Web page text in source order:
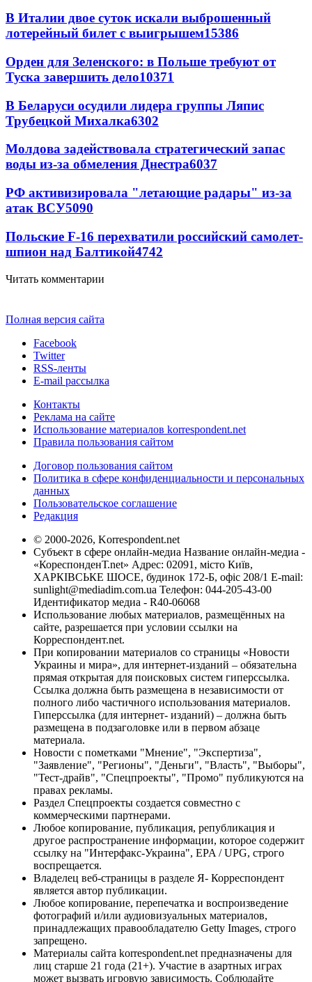
В Италии двое суток искали выброшенный
лотерейный билет с выигрышем15386
Орден для Зеленского: в Польше требуют от
Туска завершить дело10371
В Беларуси осудили лидера группы Ляпис
Трубецкой Михалка6302
Молдова задействовала стратегический запас
воды из-за обмеления Днестра6037
РФ активизировала "летающие радары" из-за
атак ВСУ5090
Польские F-16 перехватили российский самолет-
шпион над Балтикой4742
Читать комментарии
Полная версия сайта
Facebook
Twitter
RSS-ленты
E-mail рассылка
Контакты
Реклама на сайте
Использование материалов korrespondent.net
Правила пользования сайтом
Договор пользования сайтом
Политика в сфере конфиденциальности и персональных
данных
Пользовательское соглашение
Редакция
© 2000-2026, Korrespondent.net
Субъект в сфере онлайн-медиа Название онлайн-медиа -
«КореспонденТ.net» Адрес: 02091, місто Київ,
ХАРКІВСЬКЕ ШОСЕ, будинок 172-Б, офіс 208/1 E-mail:
sunlight@mediadim.com.ua Телефон: 044-205-43-00
Идентификатор медиа - R40-06068
Использование любых материалов, размещённых на
сайте, разрешается при условии ссылки на
Корреспондент.net.
При копировании материалов со страницы «Новости
Украины и мира», для интернет-изданий – обязательна
прямая открытая для поисковых систем гиперссылка.
Ссылка должна быть размещена в независимости от
полного либо частичного использования материалов.
Гиперссылка (для интернет- изданий) – должна быть
размещена в подзаголовке или в первом абзаце
материала.
Новости с пометками "Мнение", "Экспертиза",
"Заявление", "Регионы", "Деньги", "Власть", "Выборы",
"Тест-драйв", "Спецпроекты", "Промо" публикуются на
правах рекламы.
Раздел Спецпроекты создается совместно с
коммерческими партнерами.
Любое копирование, публикация, републикация и
другое распространение информации, которое содержит
ссылку на "Интерфакс-Украина", EPA / UPG, строго
воспрещается.
Владелец веб-страницы в разделе Я- Корреспондент
является автор публикации.
Любое копирование, перепечатка и воспроизведение
фотографий и/или аудиовизуальных материалов,
принадлежащих правообладателю Getty Images, строго
запрещено.
Материалы сайта korrespondent.net предназначены для
лиц старше 21 года (21+). Участие в азартных играх
может вызвать игровую зависимость. Соблюдайте